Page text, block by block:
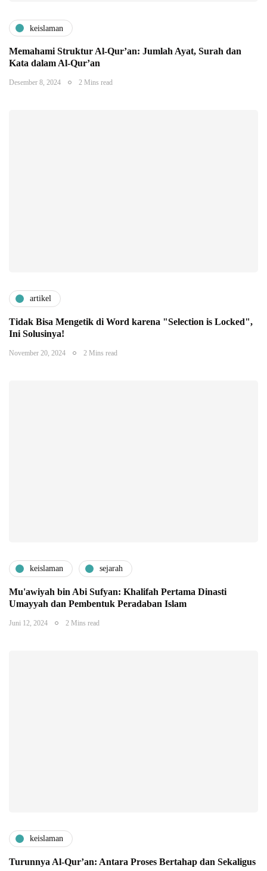
keislaman
Memahami Struktur Al-Qur’an: Jumlah Ayat, Surah dan
Kata dalam Al-Qur’an
Desember 8, 2024 2 Mins read
artikel
Tidak Bisa Mengetik di Word karena "Selection is Locked",
Ini Solusinya!
November 20, 2024 2 Mins read
keislaman sejarah
Mu'awiyah bin Abi Sufyan: Khalifah Pertama Dinasti
Umayyah dan Pembentuk Peradaban Islam
Juni 12, 2024 2 Mins read
keislaman
Turunnya Al-Qur’an: Antara Proses Bertahap dan Sekaligus